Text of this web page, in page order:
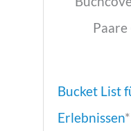
Bucket List
Erlebnissen*